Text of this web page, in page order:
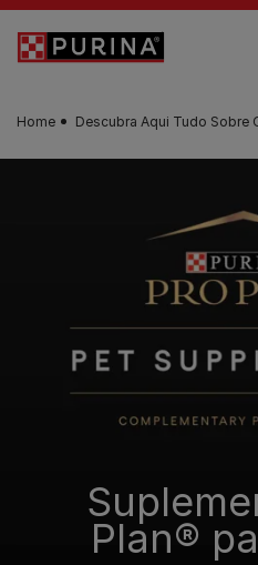
Skip to main content
Home Descubra Aqui Tudo Sobre
Plan®